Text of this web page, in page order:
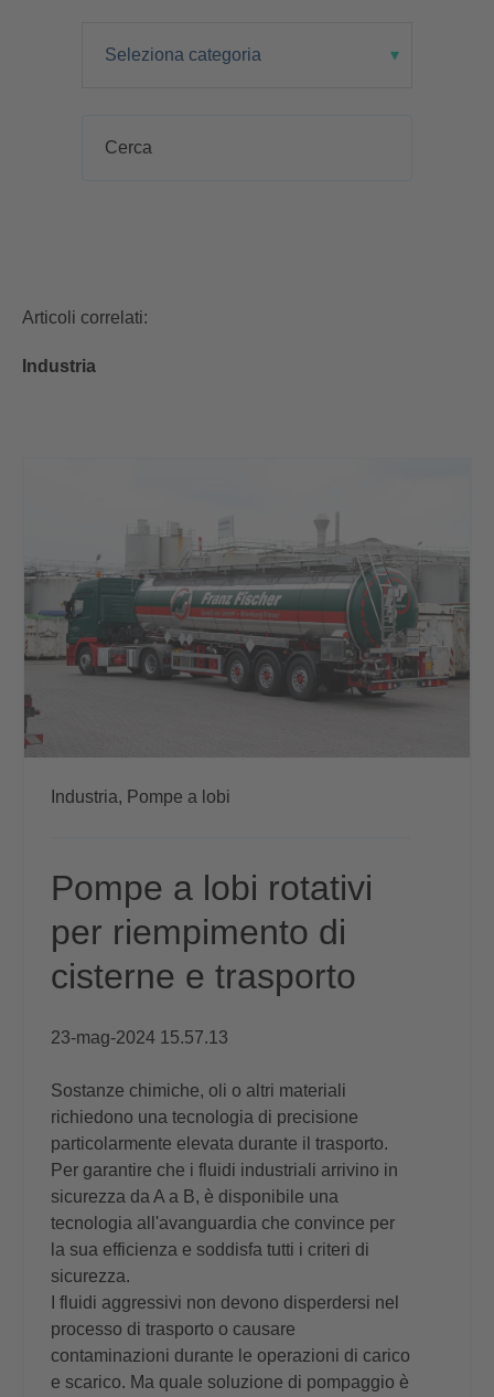
Articoli correlati:
Industria
Industria, Pompe a lobi
Pompe a lobi rotativi
per riempimento di
cisterne e trasporto
23-mag-2024 15.57.13
Sostanze chimiche, oli o altri materiali
richiedono una tecnologia di precisione
particolarmente elevata durante il trasporto.
Per garantire che i fluidi industriali arrivino in
sicurezza da A a B, è disponibile una
tecnologia all'avanguardia che convince per
la sua efficienza e soddisfa tutti i criteri di
sicurezza.
I fluidi aggressivi non devono disperdersi nel
processo di trasporto o causare
contaminazioni durante le operazioni di carico
e scarico. Ma quale soluzione di pompaggio è